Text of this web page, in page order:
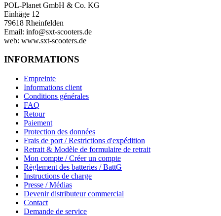
POL-Planet GmbH & Co. KG
Einhäge 12
79618 Rheinfelden
Email: info@sxt-scooters.de
web: www.sxt-scooters.de
INFORMATIONS
Empreinte
Informations client
Conditions générales
FAQ
Retour
Paiement
Protection des données
Frais de port / Restrictions d'expédition
Retrait & Modèle de formulaire de retrait
Mon compte / Créer un compte
Règlement des batteries / BattG
Instructions de charge
Presse / Médias
Devenir distributeur commercial
Contact
Demande de service